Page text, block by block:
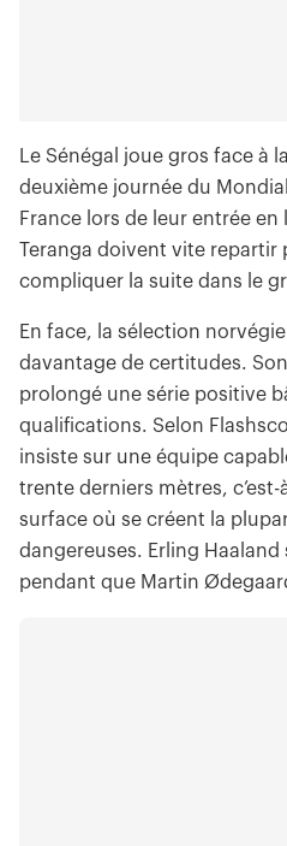
Le Sénégal joue gros face à
deuxième journée du
France lors de leur entrée en
Teranga doivent vite repartir
compliquer la suite dans le
En face, la sélection
davantage de certitudes.
prolongé une série positive
qualifications. Selon
insiste sur une équipe
trente derniers mètres,
surface où se créent la
dangereuses. Erling Haaland
pendant que Martin